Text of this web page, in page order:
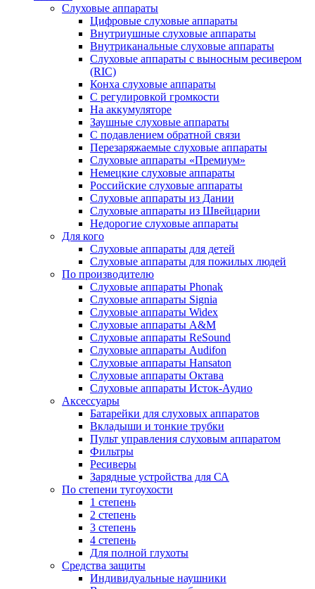
Слуховые аппараты
Цифровые слуховые аппараты
Внутриушные слуховые аппараты
Внутриканальные слуховые аппараты
Слуховые аппараты с выносным ресивером
(RIC)
Конха слуховые аппараты
С регулировкой громкости
На аккумуляторе
Заушные слуховые аппараты
C подавлением обратной связи
Перезаряжаемые слуховые аппараты
Слуховые аппараты «Премиум»
Немецкие слуховые аппараты
Российские слуховые аппараты
Слуховые аппараты из Дании
Слуховые аппараты из Швейцарии
Недорогие слуховые аппараты
Для кого
Слуховые аппараты для детей
Слуховые аппараты для пожилых людей
По производителю
Слуховые аппараты Phonak
Слуховые аппараты Signia
Слуховые аппараты Widex
Слуховые аппараты A&M
Слуховые аппараты ReSound
Слуховые аппараты Audifon
Слуховые аппараты Hansaton
Слуховые аппараты Октава
Слуховые аппараты Исток-Аудио
Аксессуары
Батарейки для слуховых аппаратов
Вкладыши и тонкие трубки
Пульт управления слуховым аппаратом
Фильтры
Ресиверы
Зарядные устройства для СА
По степени тугоухости
1 степень
2 степень
3 степень
4 степень
Для полной глухоты
Средства защиты
Индивидуальные наушники